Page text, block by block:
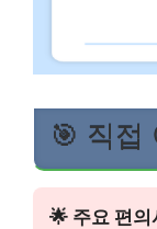
🎯 직접
🌟 주요 편의